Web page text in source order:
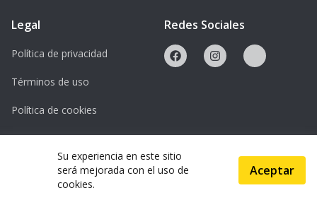
Legal
Política de privacidad
Términos de uso
Política de cookies
Licencias
Redes Sociales
Su experiencia en este sitio
será mejorada con el uso de
cookies.
Aceptar